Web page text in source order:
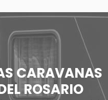
CARAVANAS
ROSARIO